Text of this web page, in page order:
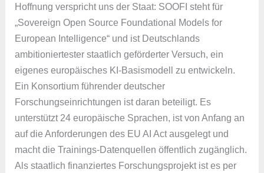
Hoffnung verspricht uns der Staat: SOOFI steht für
„Sovereign Open Source Foundational Models for
European Intelligence“ und ist Deutschlands
ambitioniertester staatlich geförderter Versuch, ein
eigenes europäisches KI-Basismodell zu entwickeln.
Ein Konsortium führender deutscher
Forschungseinrichtungen ist daran beteiligt. Es
unterstützt 24 europäische Sprachen, ist von Anfang an
auf die Anforderungen des EU AI Act ausgelegt und
macht die Trainings-Datenquellen öffentlich zugänglich.
Als staatlich finanziertes Forschungsprojekt ist es per